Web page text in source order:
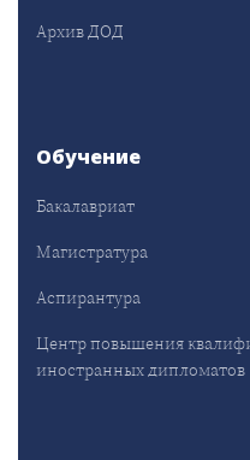
Архив ДОД
Обучение
Бакалавриат
Магистратура
Аспирантура
Центр повышения
иностранных дипломатов